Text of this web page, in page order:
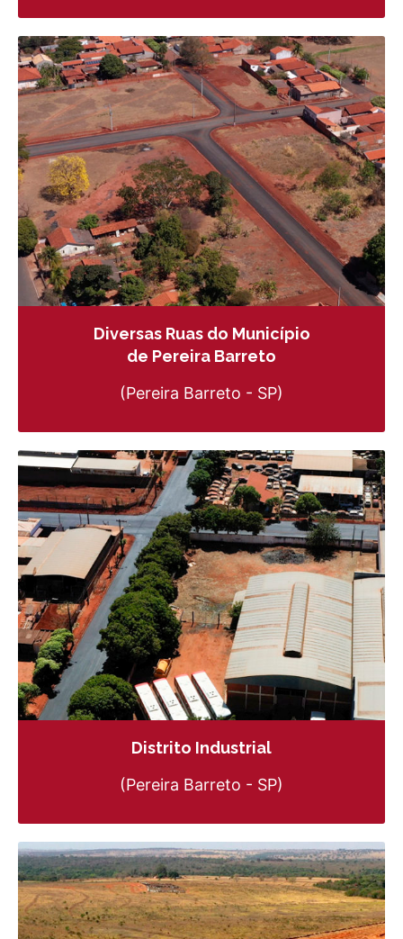
Diversas Ruas do Município
de Pereira Barreto
(Pereira Barreto - SP)
Distrito Industrial
(Pereira Barreto - SP)